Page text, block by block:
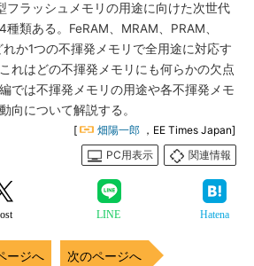
フラッシュメモリの用途に向けた次世代
類ある。FeRAM、MRAM、PRAM、
か1つの不揮発メモリで全用途に対応す
れはどの不揮発メモリにも何らかの欠点
では不揮発メモリの用途や各不揮発メモ
向について解説する。
[ 畑陽一郎 ，EE Times Japan]
PC用表示
関連情報
LINE Hatena
ージへ 次のページへ